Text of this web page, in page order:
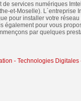
de services numériques
et-Moselle). L´entreprise
pour installer votre
également pour vous
par quelques
- Technologies Digitales